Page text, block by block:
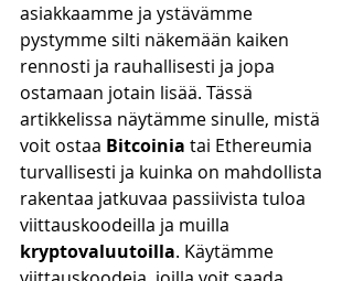
asiakkaamme ja ystävämme
pystymme silti näkemään kaiken
rennosti ja rauhallisesti ja jopa
ostamaan jotain lisää. Tässä
artikkelissa näytämme sinulle, mistä
voit ostaa Bitcoinia tai Ethereumia
turvallisesti ja kuinka on mahdollista
rakentaa jatkuvaa passiivista tuloa
viittauskoodeilla ja muilla
kryptovaluutoilla. Käytämme